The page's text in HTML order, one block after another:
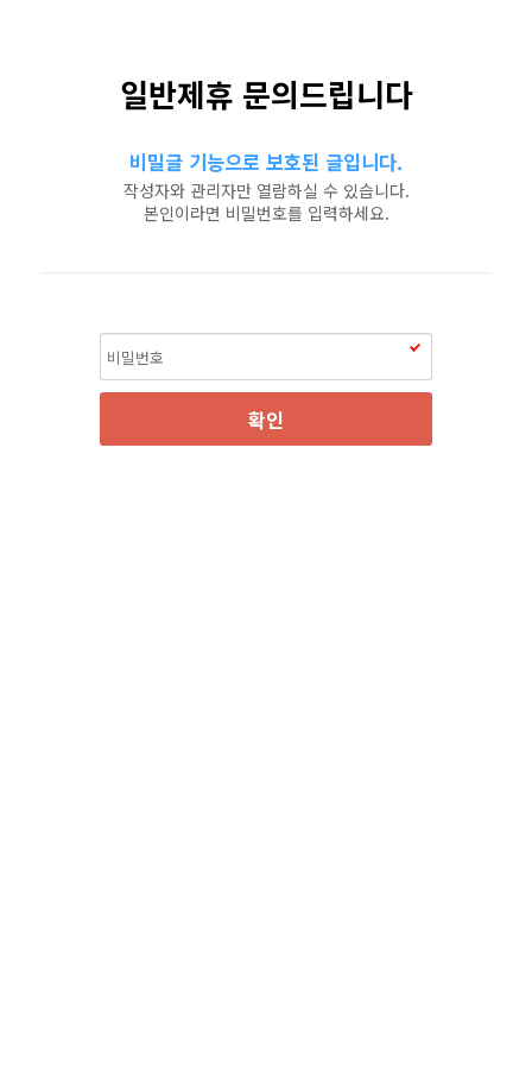
일반제휴 문의드립니다
비밀글 기능으로 보호된 글입니다.
작성자와 관리자만 열람하실 수 있습니다.
본인이라면 비밀번호를 입력하세요.